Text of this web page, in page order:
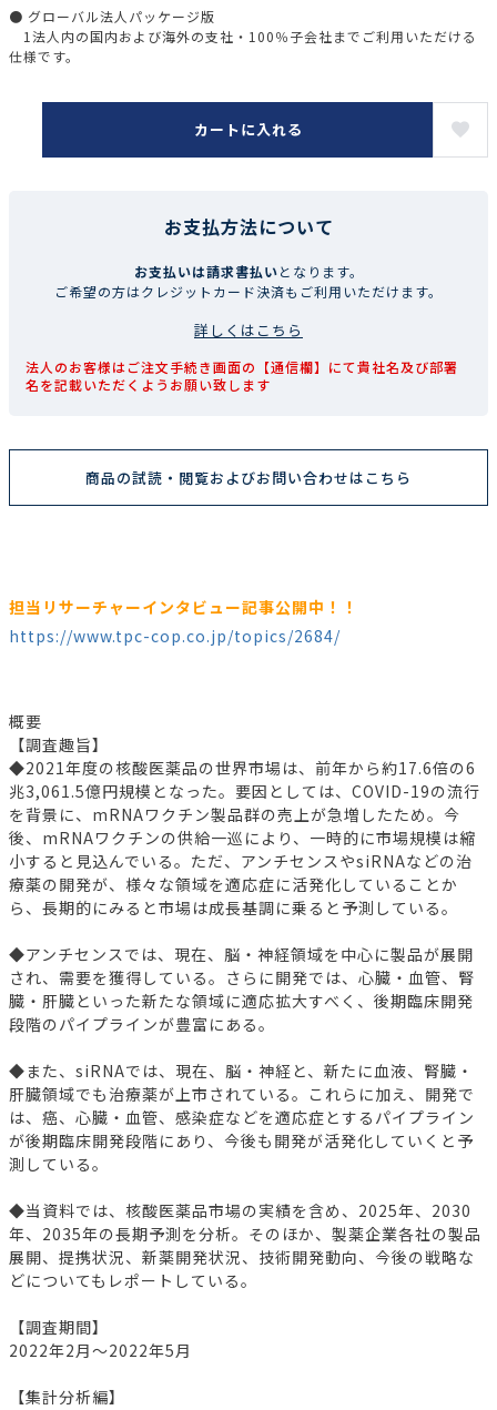
● グローバル法人パッケージ版
1法人内の国内および海外の支社・100％子会社までご利用いただける
仕様です。
カートに入れる
お支払方法について
お支払いは請求書払いとなります。
ご希望の方はクレジットカード決済もご利用いただけます。
詳しくはこちら
法人のお客様はご注文手続き画面の【通信欄】にて貴社名及び部署
名を記載いただくようお願い致します
商品の試読・閲覧およびお問い合わせはこちら
担当リサーチャーインタビュー記事公開中！！
https://www.tpc-cop.co.jp/topics/2684/
概要
【調査趣旨】
◆2021年度の核酸医薬品の世界市場は、前年から約17.6倍の6
兆3,061.5億円規模となった。要因としては、COVID-19の流行
を背景に、mRNAワクチン製品群の売上が急増したため。今
後、mRNAワクチンの供給一巡により、一時的に市場規模は縮
小すると見込んでいる。ただ、アンチセンスやsiRNAなどの治
療薬の開発が、様々な領域を適応症に活発化していることか
ら、長期的にみると市場は成長基調に乗ると予測している。
◆アンチセンスでは、現在、脳・神経領域を中心に製品が展開
され、需要を獲得している。さらに開発では、心臓・血管、腎
臓・肝臓といった新たな領域に適応拡大すべく、後期臨床開発
段階のパイプラインが豊富にある。
◆また、siRNAでは、現在、脳・神経と、新たに血液、腎臓・
肝臓領域でも治療薬が上市されている。これらに加え、開発で
は、癌、心臓・血管、感染症などを適応症とするパイプライン
が後期臨床開発段階にあり、今後も開発が活発化していくと予
測している。
◆当資料では、核酸医薬品市場の実績を含め、2025年、2030
年、2035年の長期予測を分析。そのほか、製薬企業各社の製品
展開、提携状況、新薬開発状況、技術開発動向、今後の戦略な
どについてもレポートしている。
【調査期間】
2022年2月～2022年5月
【集計分析編】